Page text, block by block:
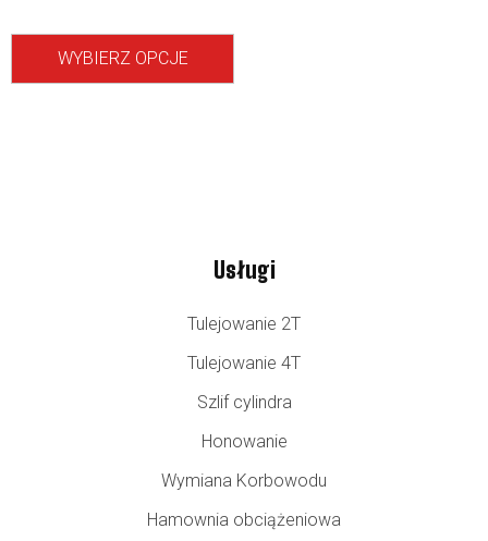
WYBIERZ OPCJE
Usługi
Tulejowanie 2T
Tulejowanie 4T
Szlif cylindra
Honowanie
Wymiana Korbowodu
Hamownia obciążeniowa